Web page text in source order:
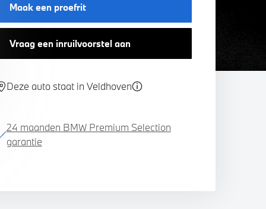
Maak een proefrit
Vraag een inruilvoorstel aan
Deze auto staat in Veldhoven
24 maanden BMW Premium Selection
garantie